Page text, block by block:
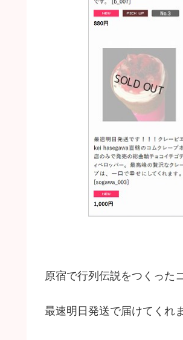
原宿で行列伝説をつくった
最速明日発送で届けてくれ